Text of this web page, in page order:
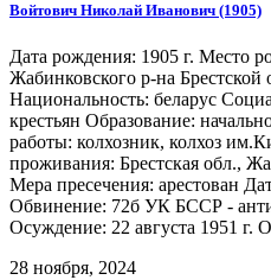
Войтович Николай Иванович (1905)
Дата рождения: 1905 г. Место
Жабинковского р-на
Национальность: беларус
крестьян Образование:
работы: колхозник, колхоз
проживания: Брестская обл.,
Мера пресечения: арестован
Обвинение: 72б УК БССР -
Осуждение: 22 августа 1951 г.
28 ноября, 2024